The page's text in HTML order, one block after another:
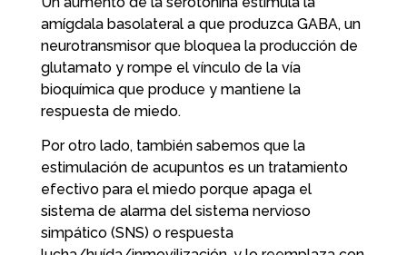
amígdala basolateral a que produzca GABA, un
neurotransmisor que bloquea la producción de
glutamato y rompe el vínculo de la vía
bioquímica que produce y mantiene la
respuesta de miedo.
Por otro lado, también sabemos que la
estimulación de acupuntos es un tratamiento
efectivo para el miedo porque apaga el
sistema de alarma del sistema nervioso
simpático (SNS) o respuesta